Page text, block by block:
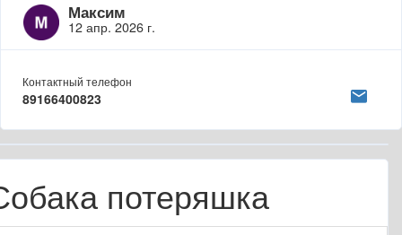
Максим
12 апр. 2026 г.
Контактный телефон
89166400823
потеряшка